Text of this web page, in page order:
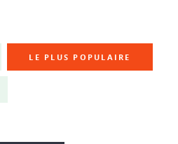
LE PLUS POPULAIRE